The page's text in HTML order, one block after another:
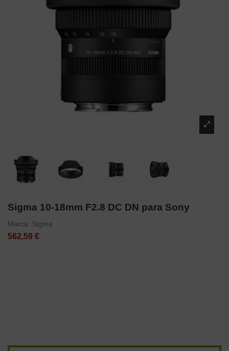
Sigma 10-18mm F2.8 DC DN para Sony
Marca: Sigma
562,59 €